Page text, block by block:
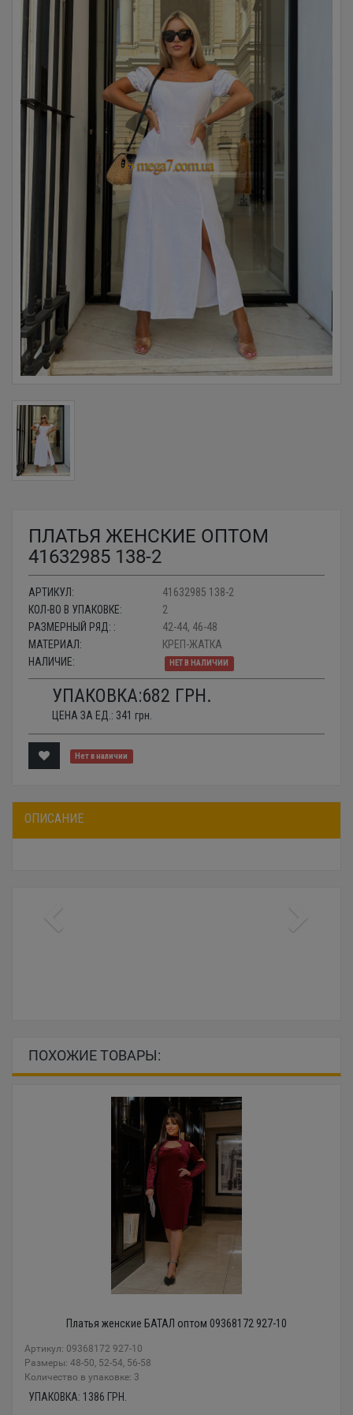
ПЛАТЬЯ ЖЕНСКИЕ ОПТОМ
41632985 138-2
АРТИКУЛ:
41632985 138-2
КОЛ-ВО В УПАКОВКЕ:
2
РАЗМЕРНЫЙ РЯД: :
42-44, 46-48
МАТЕРИАЛ:
КРЕП-ЖАТКА
НАЛИЧИЕ:
НЕТ В НАЛИЧИИ
УПАКОВКА:682 ГРН.
ЦЕНА ЗА ЕД.: 341 грн.
Нет в наличии
ОПИСАНИЕ
ПОХОЖИЕ ТОВАРЫ:
Платья женские БАТАЛ оптом 09368172 927-10
Артикул: 09368172 927-10
Размеры: 48-50, 52-54, 56-58
Количество в упаковке: 3
УПАКОВКА: 1386 ГРН.